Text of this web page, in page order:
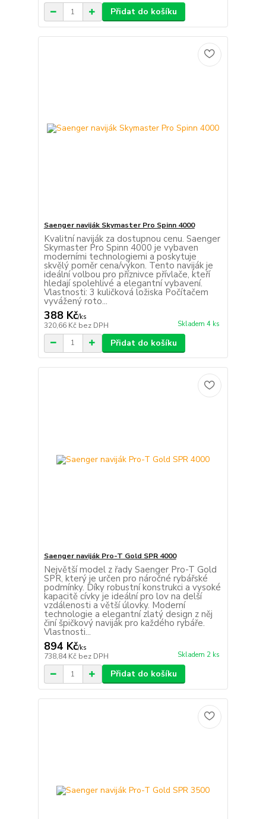
Přidat do košíku
Saenger naviják Skymaster Pro Spinn 4000
Kvalitní naviják za dostupnou cenu. Saenger
Skymaster Pro Spinn 4000 je vybaven
moderními technologiemi a poskytuje
skvělý poměr cena/výkon. Tento naviják je
ideální volbou pro příznivce přívlače, kteří
hledají spolehlivé a elegantní vybavení.
Vlastnosti: 3 kuličková ložiska Počítačem
vyvážený roto...
388 Kč/ks
320,66 Kč bez DPH Skladem 4 ks
Přidat do košíku
Saenger naviják Pro-T Gold SPR 4000
Největší model z řady Saenger Pro-T Gold
SPR, který je určen pro náročné rybářské
podmínky. Díky robustní konstrukci a vysoké
kapacitě cívky je ideální pro lov na delší
vzdálenosti a větší úlovky. Moderní
technologie a elegantní zlatý design z něj
činí špičkový naviják pro každého rybáře.
Vlastnosti...
894 Kč/ks
738,84 Kč bez DPH Skladem 2 ks
Přidat do košíku